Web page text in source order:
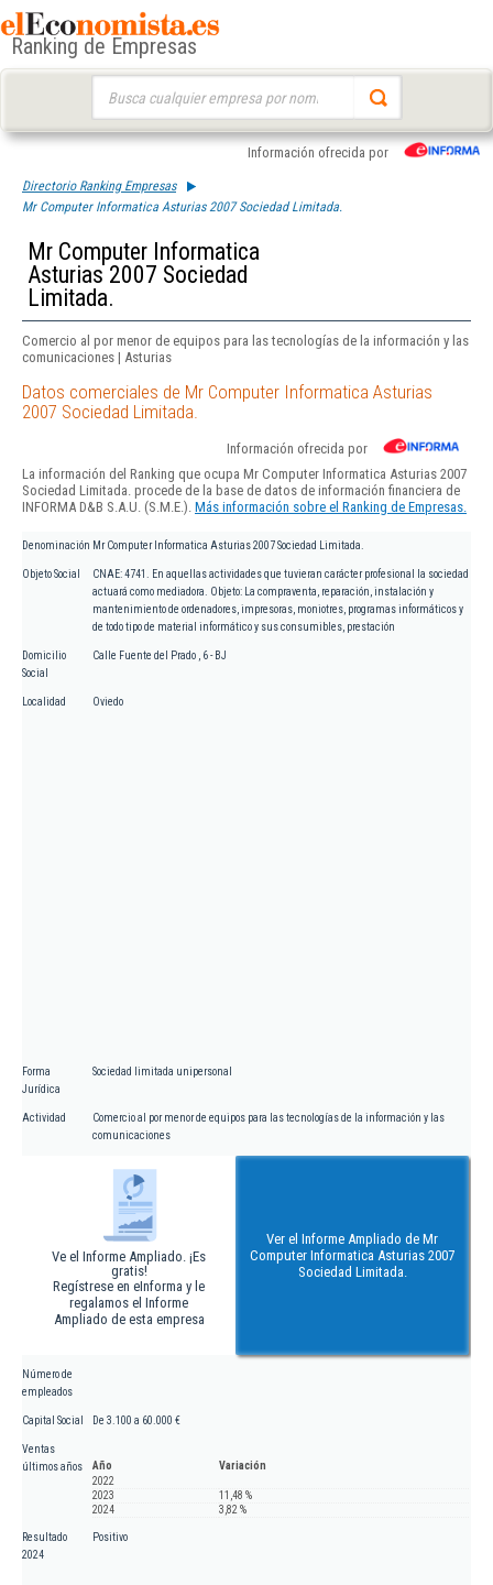
Ranking de Empresas
Información ofrecida por
Directorio Ranking Empresas
Mr Computer Informatica Asturias 2007 Sociedad Limitada.
Mr Computer Informatica
Asturias 2007 Sociedad
Limitada.
Comercio al por menor de equipos para las tecnologías de la información y las
comunicaciones | Asturias
Datos comerciales de Mr Computer Informatica Asturias
2007 Sociedad Limitada.
Información ofrecida por
La información del Ranking que ocupa Mr Computer Informatica Asturias 2007
Sociedad Limitada. procede de la base de datos de información financiera de
INFORMA D&B S.A.U. (S.M.E.). Más información sobre el Ranking de Empresas.
Denominación Mr Computer Informatica Asturias 2007 Sociedad Limitada.
Objeto Social
CNAE: 4741. En aquellas actividades que tuvieran carácter profesional la sociedad
actuará como mediadora. Objeto: La compraventa, reparación, instalación y
mantenimiento de ordenadores, impresoras, moniotres, programas informáticos y
de todo tipo de material informático y sus consumibles, prestación
Domicilio
Social
Calle Fuente del Prado , 6 - BJ
Localidad Oviedo
Forma
Jurídica
Sociedad limitada unipersonal
Actividad
Comercio al por menor de equipos para las tecnologías de la información y las
comunicaciones
Ve el Informe Ampliado. ¡Es
gratis!
Regístrese en eInforma y le
regalamos el Informe
Ampliado de esta empresa
Ver el Informe Ampliado de Mr
Computer Informatica Asturias 2007
Sociedad Limitada.
Número de
empleados
Capital Social De 3.100 a 60.000 €
Ventas
últimos años
Año
Variación
2022
2023
11,48 %
2024
3,82 %
Resultado
2024
Positivo